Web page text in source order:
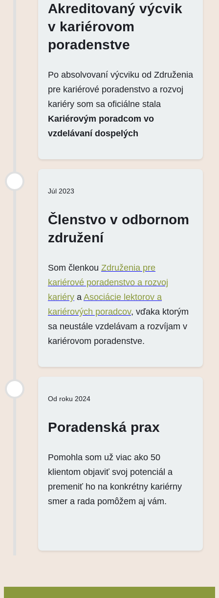
Akreditovaný výcvik
v kariérovom
poradenstve
Po absolvovaní výcviku od Združenia
pre kariérové poradenstvo a rozvoj
kariéry som sa oficiálne stala
Kariérovým poradcom vo
vzdelávaní dospelých
Júl 2023
Členstvo v odbornom
združení
Som členkou Združenia pre
kariérové poradenstvo a rozvoj
kariéry a Asociácie lektorov a
kariérových poradcov, vďaka ktorým
sa neustále vzdelávam a rozvíjam v
kariérovom poradenstve.
Od roku 2024
Poradenská prax
Pomohla som už viac ako 50
klientom objaviť svoj potenciál a
premeniť ho na konkrétny kariérny
smer a rada pomôžem aj vám.